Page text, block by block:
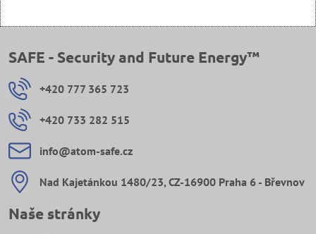
SAFE - Security and Future Energy™
+420 777 365 723
+420 733 282 515
info​@atom-safe​.cz
Nad Kajetánkou 1480/23, CZ-16900 Praha 6 - Břevnov
Naše stránky